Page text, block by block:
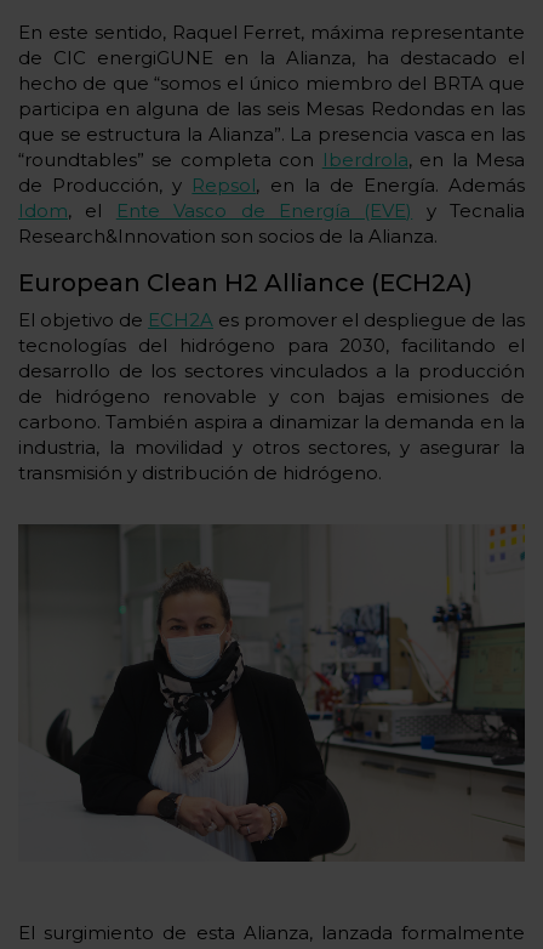
En este sentido, Raquel Ferret, máxima representante
de CIC energiGUNE en la Alianza, ha destacado el
hecho de que “somos el único miembro del BRTA que
participa en alguna de las seis Mesas Redondas en las
que se estructura la Alianza”. La presencia vasca en las
“roundtables” se completa con Iberdrola, en la Mesa
de Producción, y Repsol, en la de Energía. Además
Idom, el Ente Vasco de Energía (EVE)
y Tecnalia
Research&Innovation son socios de la Alianza.
European Clean H2 Alliance (ECH2A)
El objetivo de ECH2A es promover el despliegue de las
tecnologías del hidrógeno para 2030, facilitando el
desarrollo de los sectores vinculados a la producción
de hidrógeno renovable y con bajas emisiones de
carbono. También aspira a dinamizar la demanda en la
industria, la movilidad y otros sectores, y asegurar la
transmisión y distribución de hidrógeno.
El surgimiento de esta Alianza, lanzada formalmente